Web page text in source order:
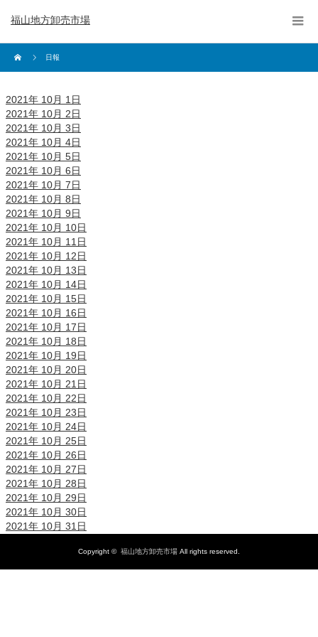
福山地方卸売市場
日報
2021年 10月 1日
2021年 10月 2日
2021年 10月 3日
2021年 10月 4日
2021年 10月 5日
2021年 10月 6日
2021年 10月 7日
2021年 10月 8日
2021年 10月 9日
2021年 10月 10日
2021年 10月 11日
2021年 10月 12日
2021年 10月 13日
2021年 10月 14日
2021年 10月 15日
2021年 10月 16日
2021年 10月 17日
2021年 10月 18日
2021年 10月 19日
2021年 10月 20日
2021年 10月 21日
2021年 10月 22日
2021年 10月 23日
2021年 10月 24日
2021年 10月 25日
2021年 10月 26日
2021年 10月 27日
2021年 10月 28日
2021年 10月 29日
2021年 10月 30日
2021年 10月 31日
Copyright © 福山地方卸売市場 All rights reserved.